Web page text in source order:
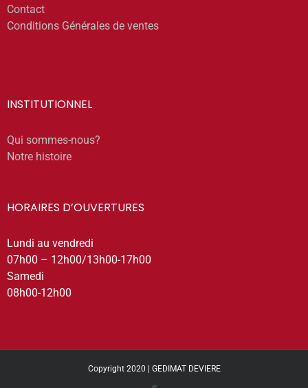
Contact
Conditions Générales de ventes
INSTITUTIONNEL
Qui sommes-nous?
Notre histoire
HORAIRES D’OUVERTURES
Lundi au vendredi
07h00 – 12h00/13h00-17h00
Samedi
08h00-12h00
Copyright 2020 | GEDIMAT DEVIERE